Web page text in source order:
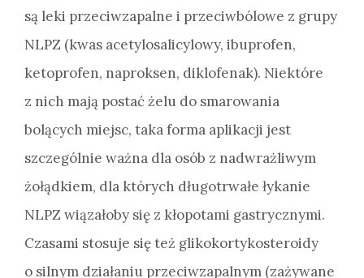
są leki przeciwzapalne i przeciwbólowe z grupy
NLPZ (kwas acetylosalicylowy, ibuprofen,
ketoprofen, naproksen, diklofenak). Niektóre
z nich mają postać żelu do smarowania
bolących miejsc, taka forma aplikacji jest
szczególnie ważna dla osób z nadwrażliwym
żołądkiem, dla których długotrwałe łykanie
NLPZ wiązałoby się z kłopotami gastrycznymi.
Czasami stosuje się też glikokortykosteroidy
o silnym działaniu przeciwzapalnym (zażywane